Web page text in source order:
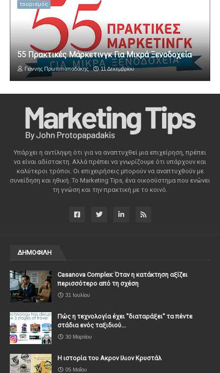
τουρισμός
55 Πρακτικές Μάρκετινγκ Για Μικρά Ξενοδοχεία
Γιάννης Πρωτοπαπαδάκης 11 Δεκεμβρίου
Υπάρχει η αντίληψη ότι για να αναπτυχθεί μια επιχείρηση, πρέπει
να είναι αδίστακτη. Αλλά πρέπει να γνωρίζουμε ότι υπάρχουν και
καλύτεροι τρόποι. Οι επιχειρήσεις μπορούν να αναπτυχθούν με
συνείδηση ​​και ηθική. Το Marketing Tips, ένα οικοσύστημα που ενώνει
τη γνώση και την πρακτική με το κοινό.
ΔΗΜΟΦΙΛΗ
Casanova Complex: Όταν η κατάκτηση αξίζει
περισσότερο από τη σχέση
31 Ιουλίου
Πώς η τεχνολογία έχει ''διαταράξει'' τα πέντε
στάδια ενός ταξιδιού...
30 Μαρτίου
Η ιστορία του Ακρον Ιλιον Κρυστάλ
05 Μαΐου